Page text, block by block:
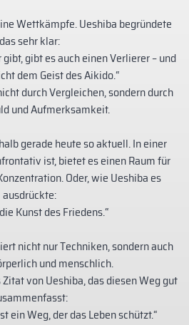
Wettkämpfe. Ueshiba begründete
das sehr klar:
gibt es auch einen Verlierer – und
dem Geist des Aikido.“
durch Vergleichen, sondern durch
und Aufmerksamkeit.
gerade heute so aktuell. In einer
ist, bietet es einen Raum für
Oder, wie Ueshiba es
ausdrückte:
Kunst des Friedens.“
nicht nur Techniken, sondern auch
und menschlich.
von Ueshiba, das diesen Weg gut
ein Weg, der das Leben schützt.“